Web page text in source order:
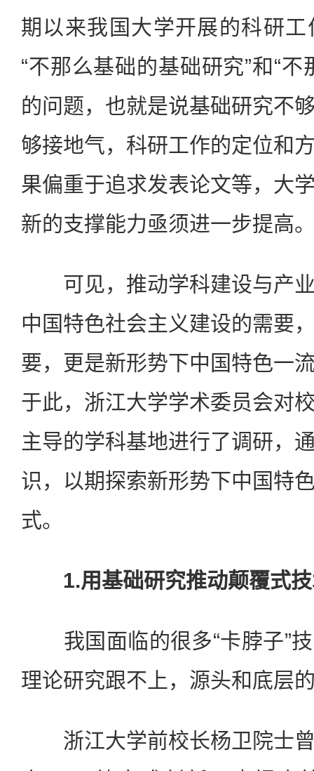
期以来我国大学开展的科研
“不那么基础的基础研究”和“
的问题，也就是说基础研究不
够接地气，科研工作的定位和
果偏重于追求发表论文等，大
新的支撑能力亟须进一步提高
可见，推动学科建设与产业
中国特色社会主义建设的需要
要，更是新形势下中国特色一
于此，浙江大学学术委员会对
主导的学科基地进行了调研，
识，以期探索新形势下中国特
式。
1.用基础研究推动颠覆式
我国面临的很多“卡脖子”技
理论研究跟不上，源头和底层
浙江大学前校长杨卫院士曾